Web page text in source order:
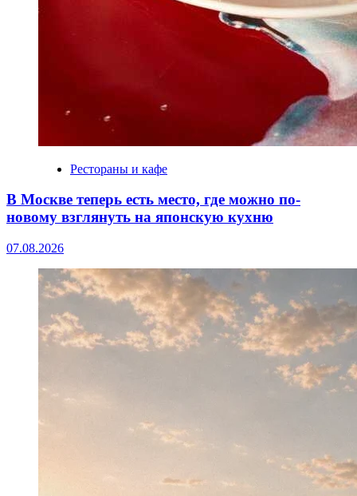
Рестораны и кафе
В Москве теперь есть место, где можно по-
новому взглянуть на японскую кухню
07.08.2026